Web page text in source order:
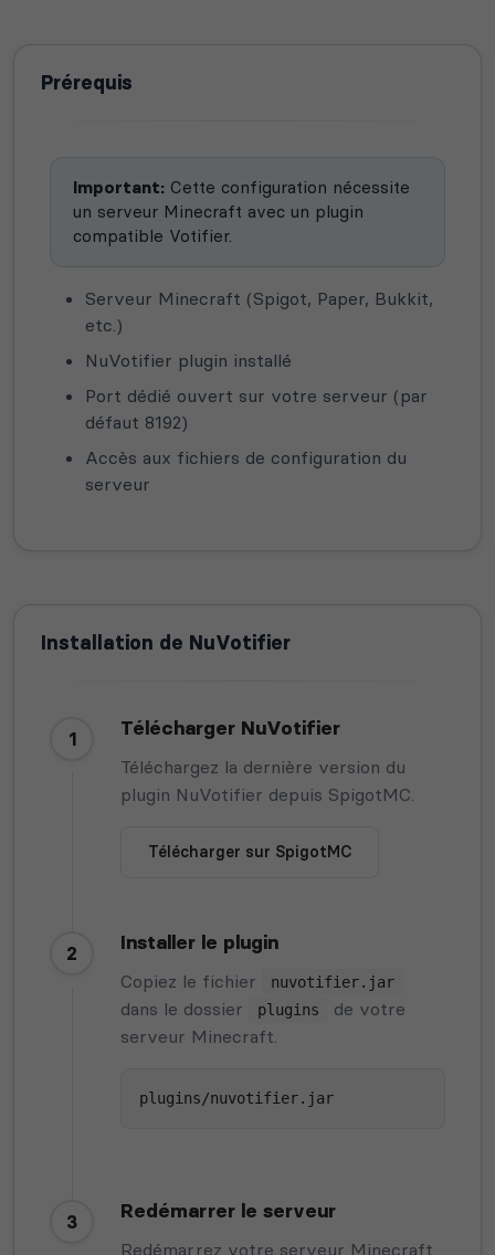
Prérequis
Important: Cette configuration nécessite
un serveur Minecraft avec un plugin
compatible Votifier.
Serveur Minecraft (Spigot, Paper, Bukkit,
etc.)
NuVotifier plugin installé
Port dédié ouvert sur votre serveur (par
défaut 8192)
Accès aux fichiers de configuration du
serveur
Installation de NuVotifier
1 Télécharger NuVotifier
Téléchargez la dernière version du
plugin NuVotifier depuis SpigotMC.
Télécharger sur SpigotMC
2 Installer le plugin
Copiez le fichier nuvotifier.jar
dans le dossier plugins
de votre
serveur Minecraft.
plugins/nuvotifier.jar
3 Redémarrer le serveur
Redémarrez votre serveur Minecraft